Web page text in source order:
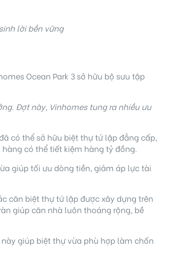
lời bền vững
Ocean Park 3 sở hữu bộ sưu tập
Đợtnày, Vinhomes tung ra nhiều ưu
có thể sở hữu biệt thự tứ lập đẳng cấp,
hàng có thể tiết kiệm hàng tỷ đồng.
giúp tối ưu dòng tiền, giảm áp lực tài
căn biệt thự tứ lập được xây dựng trên
giúp căn nhà luôn thoáng rộng, bề
giúp biệt thự vừa phù hợp làm chốn